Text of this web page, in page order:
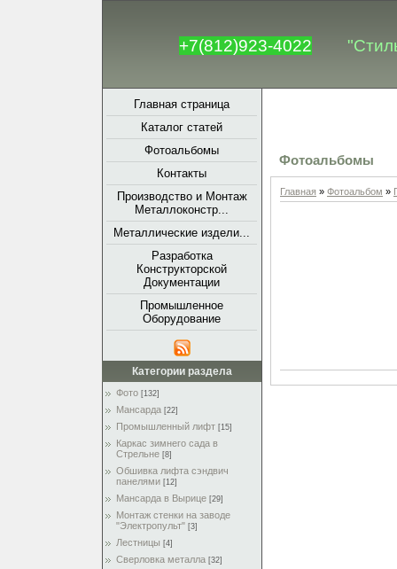
+7(812)923-4022
Главная страница
Каталог статей
Фотоальбомы
Контакты
Производство и Монтаж
Металлоконстр...
Металлические издели...
Разработка
Конструкторской
Документации
Промышленное
Оборудование
Категории раздела
Фото [132]
Мансарда [22]
Промышленный лифт [15]
Каркас зимнего сада в
Стрельне [8]
Обшивка лифта сэндвич
панелями [12]
Мансарда в Вырице [29]
Монтаж стенки на заводе
"Электропульт" [3]
Лестницы [4]
Сверловка металла [32]
Фотоальбомы
Главная » Фотоальбом »